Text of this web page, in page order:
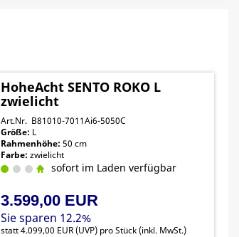
HoheAcht SENTO ROKO L
zwielicht
Art.Nr. B81010-7011Ai6-5050C
Größe: L
Rahmenhöhe: 50 cm
Farbe: zwielicht
sofort im Laden verfügbar
3.599,00 EUR
Sie sparen 12.2%
statt4.099,00 EUR(UVP) pro Stück (inkl. MwSt.)